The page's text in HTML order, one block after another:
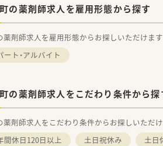
の薬剤師求人を雇用形態から探す
剤師求人を雇用形態からお探しいただけます
ート・アルバイト
の薬剤師求人をこだわり条件から探
剤師求人をこだわり条件からお探しいただけ
間休日120日以上 土日祝休み 土日